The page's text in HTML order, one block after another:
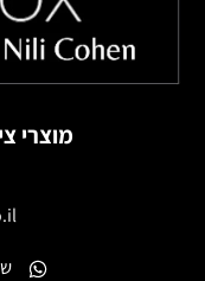
מוצרי